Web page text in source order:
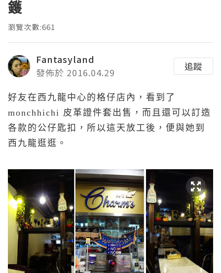
鑊
瀏覽次數:661
Fantasyland
發佈於 2016.04.29
追蹤
好友在西九龍中心的格仔店內，看到了
monchhichi 皮革證件套出售，而且還可以訂造
各款的公仔匙扣，所以這天放工後，便與她到
西九龍逛逛。